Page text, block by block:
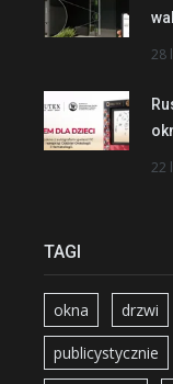
28
22
TAGI
okna drzwi
publicystycznie